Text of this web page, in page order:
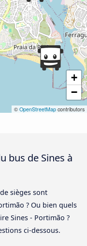
+
−
© OpenStreetMap contributors
bus de Sines à
sièges sont
? Ou bien quels
Sines - Portimão ?
ci-dessous.